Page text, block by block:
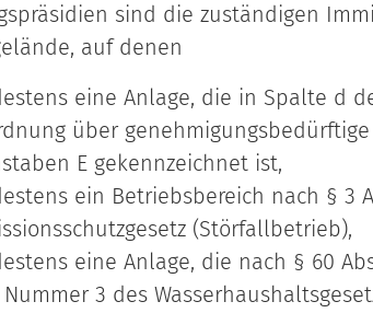
sind die zuständigen
auf denen
eine Anlage, die in Spalte d
über
E gekennzeichnet ist,
ein Betriebsbereich nach § 3
(Störfallbetrieb),
eine Anlage, die nach § 60
3 des